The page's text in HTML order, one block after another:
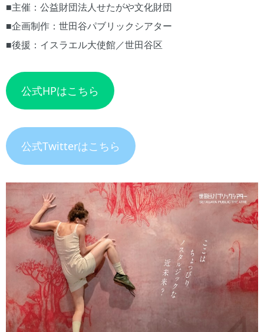
■主催：公益財団法人せたがや文化財団
■企画制作：世田谷パブリックシアター
■後援：イスラエル大使館／世田谷区
公式HPはこちら
公式Twitterはこちら